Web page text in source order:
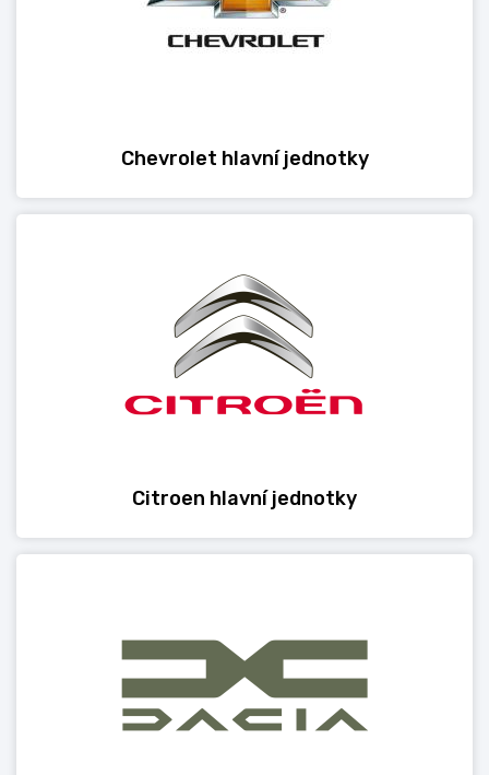
Chevrolet hlavní jednotky
Citroen hlavní jednotky